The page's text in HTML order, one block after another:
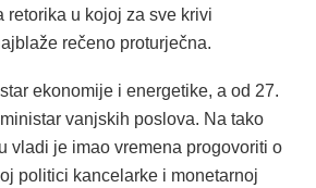
retorika u kojoj za sve krivi
rečeno proturječna.
ekonomije i energetike, a od 27.
vanjskih poslova. Na tako
vladi je imao vremena progovoriti o
politici kancelarke i monetarnoj